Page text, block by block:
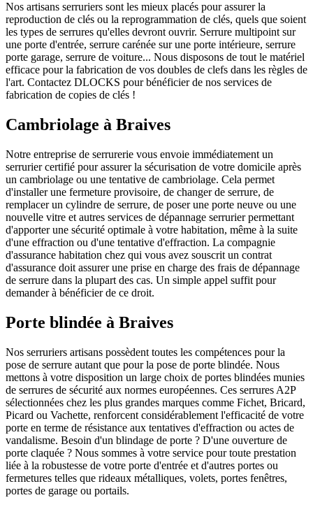
Nos artisans serruriers sont les mieux placés pour assurer la
reproduction de clés ou la reprogrammation de clés, quels que soient
les types de serrures qu'elles devront ouvrir. Serrure multipoint sur
une porte d'entrée, serrure carénée sur une porte intérieure, serrure
porte garage, serrure de voiture... Nous disposons de tout le matériel
efficace pour la fabrication de vos doubles de clefs dans les règles de
l'art. Contactez DLOCKS pour bénéficier de nos services de
fabrication de copies de clés !
Cambriolage à Braives
Notre entreprise de serrurerie vous envoie immédiatement un
serrurier certifié pour assurer la sécurisation de votre domicile après
un cambriolage ou une tentative de cambriolage. Cela permet
d'installer une fermeture provisoire, de changer de serrure, de
remplacer un cylindre de serrure, de poser une porte neuve ou une
nouvelle vitre et autres services de dépannage serrurier permettant
d'apporter une sécurité optimale à votre habitation, même à la suite
d'une effraction ou d'une tentative d'effraction. La compagnie
d'assurance habitation chez qui vous avez souscrit un contrat
d'assurance doit assurer une prise en charge des frais de dépannage
de serrure dans la plupart des cas. Un simple appel suffit pour
demander à bénéficier de ce droit.
Porte blindée à Braives
Nos serruriers artisans possèdent toutes les compétences pour la
pose de serrure autant que pour la pose de porte blindée. Nous
mettons à votre disposition un large choix de portes blindées munies
de serrures de sécurité aux normes européennes. Ces serrures A2P
sélectionnées chez les plus grandes marques comme Fichet, Bricard,
Picard ou Vachette, renforcent considérablement l'efficacité de votre
porte en terme de résistance aux tentatives d'effraction ou actes de
vandalisme. Besoin d'un blindage de porte ? D'une ouverture de
porte claquée ? Nous sommes à votre service pour toute prestation
liée à la robustesse de votre porte d'entrée et d'autres portes ou
fermetures telles que rideaux métalliques, volets, portes fenêtres,
portes de garage ou portails.